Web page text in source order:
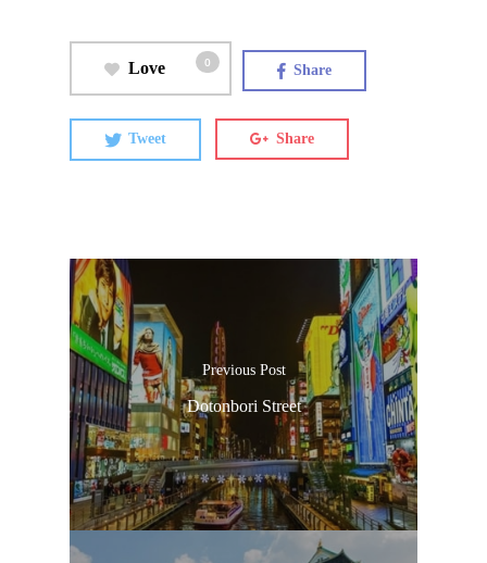
Love 0 Share
Tweet Share
Previous Post
Dotonbori Street